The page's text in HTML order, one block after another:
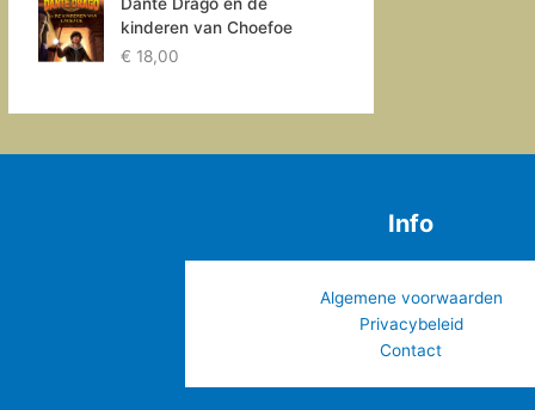
kinderen van Choefoe
€ 18,00
Info
Algemene voorwaarden
Privacybeleid
Contact